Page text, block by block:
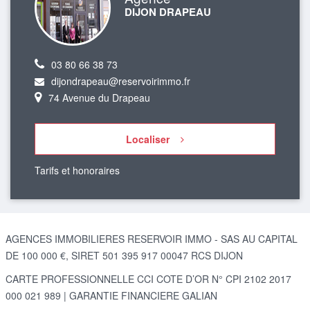
DIJON DRAPEAU
03 80 66 38 73
dijondrapeau@reservoirimmo.fr
74 Avenue du Drapeau
Localiser
Tarifs et honoraires
AGENCES IMMOBILIERES RESERVOIR IMMO - SAS AU CAPITAL
DE 100 000 €, SIRET 501 395 917 00047 RCS DIJON
CARTE PROFESSIONNELLE CCI COTE D’OR N° CPI 2102 2017
000 021 989 | GARANTIE FINANCIERE GALIAN